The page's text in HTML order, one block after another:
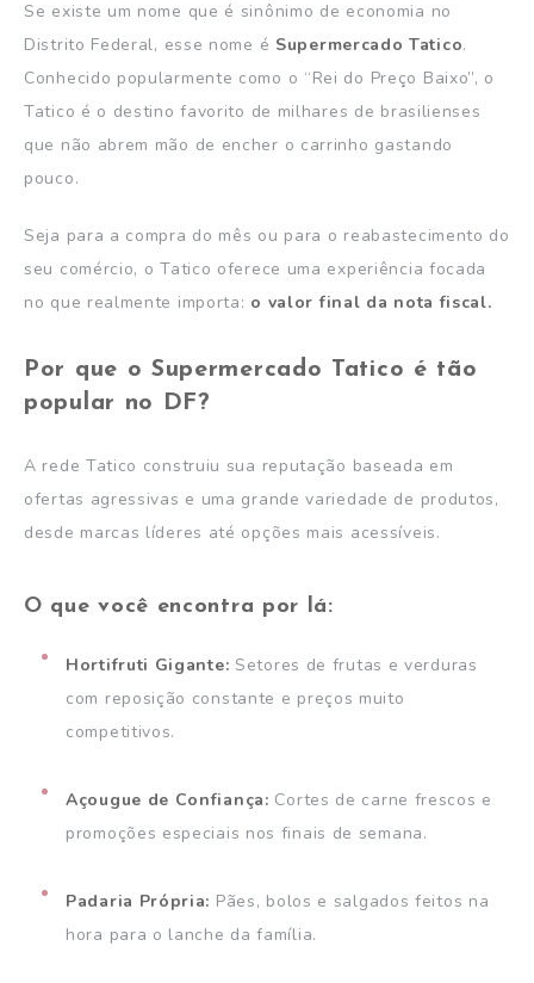
Se existe um nome que é sinônimo de economia no
Distrito Federal, esse nome é Supermercado Tatico.
Conhecido popularmente como o “Rei do Preço Baixo”, o
Tatico é o destino favorito de milhares de brasilienses
que não abrem mão de encher o carrinho gastando
pouco.
Seja para a compra do mês ou para o reabastecimento do
seu comércio, o Tatico oferece uma experiência focada
no que realmente importa: o valor final da nota fiscal.
Por que o Supermercado Tatico é tão
popular no DF?
A rede Tatico construiu sua reputação baseada em
ofertas agressivas e uma grande variedade de produtos,
desde marcas líderes até opções mais acessíveis.
O que você encontra por lá:
Hortifruti Gigante: Setores de frutas e verduras
com reposição constante e preços muito
competitivos.
Açougue de Confiança: Cortes de carne frescos e
promoções especiais nos finais de semana.
Padaria Própria: Pães, bolos e salgados feitos na
hora para o lanche da família.